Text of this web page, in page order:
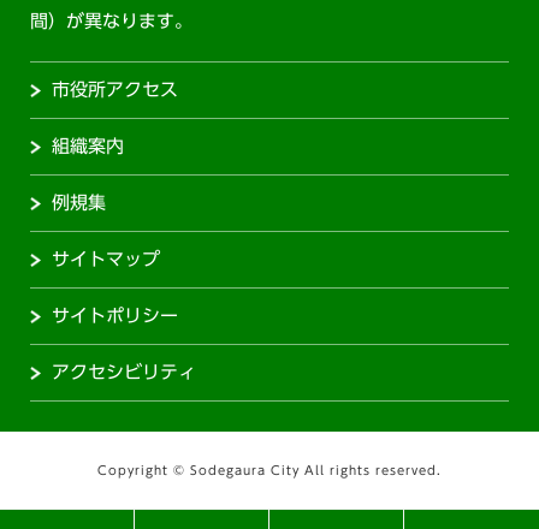
間）が異なります。
市役所アクセス
組織案内
例規集
サイトマップ
サイトポリシー
アクセシビリティ
Copyright © Sodegaura City All rights reserved.